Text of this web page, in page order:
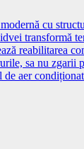
cu
transformă
reabilitarea
sa nu zgarii
de aer